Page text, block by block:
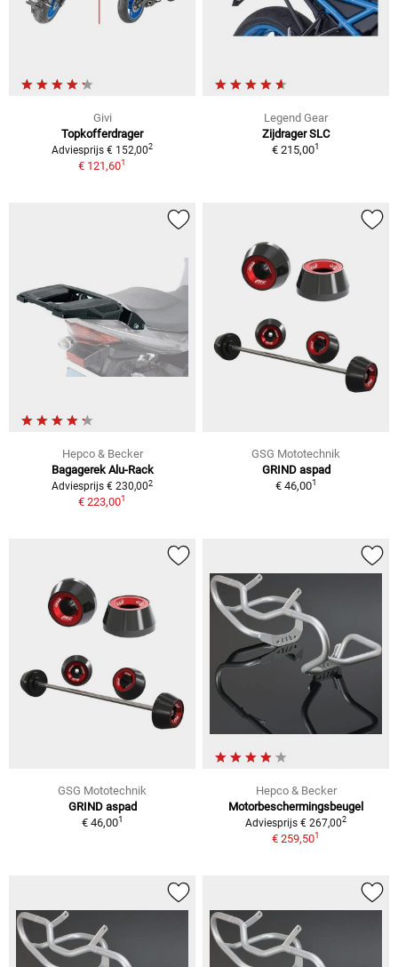
Givi
Topkofferdrager
Adviesprijs € 152,002
€ 121,601
Legend Gear
Zijdrager SLC
€ 215,001
Hepco & Becker
Bagagerek Alu-Rack
Adviesprijs € 230,002
€ 223,001
GSG Mototechnik
GRIND aspad
€ 46,001
GSG Mototechnik
GRIND aspad
€ 46,001
Hepco & Becker
Motorbeschermingsbeugel
Adviesprijs € 267,002
€ 259,501